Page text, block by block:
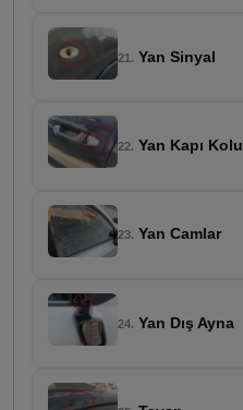
21. Yan Sinyal
22. Yan Kapı Kolu
23. Yan Camlar
24. Yan Dış Ayna